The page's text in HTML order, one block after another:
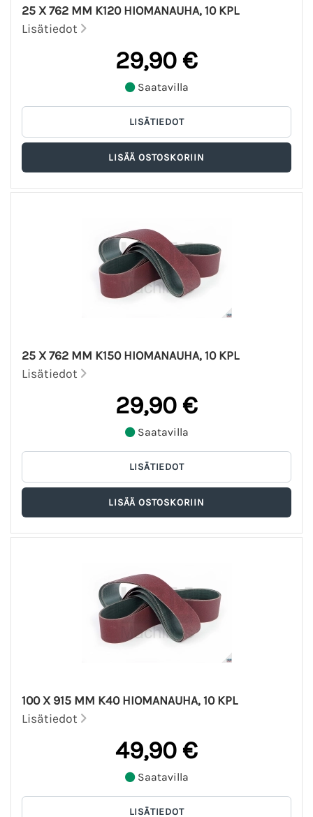
25 X 762 MM K120 HIOMANAUHA, 10 KPL
Lisätiedot
29,90 €
Saatavilla
25 X 762 MM K150 HIOMANAUHA, 10 KPL
Lisätiedot
29,90 €
Saatavilla
100 X 915 MM K40 HIOMANAUHA, 10 KPL
Lisätiedot
49,90 €
Saatavilla